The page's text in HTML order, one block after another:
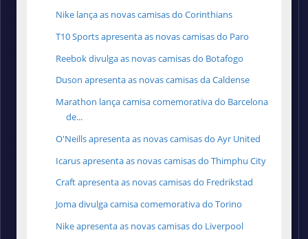
Nike lança as novas camisas do Corinthians
T10 Sports apresenta as novas camisas do Paro
Reebok divulga as novas camisas do Botafogo
Duson apresenta as novas camisas da Caldense
Marathon lança camisa comemorativa do Barcelona
de...
O'Neills apresenta as novas camisas do Ayr United
Icarus apresenta as novas camisas do Thimphu City
Craft apresenta as novas camisas do Fredrikstad
Joma divulga camisa comemorativa do Torino
Nike apresenta as novas camisas do Liverpool